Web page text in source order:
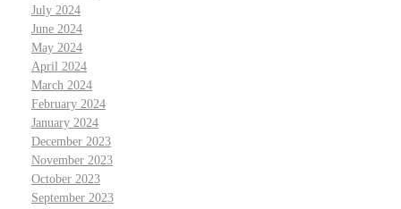
July 2024
June 2024
May 2024
April 2024
March 2024
February 2024
January 2024
December 2023
November 2023
October 2023
September 2023